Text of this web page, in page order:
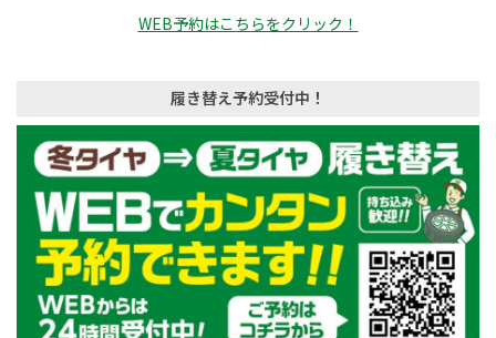
WEB予約はこちらをクリック！
履き替え予約受付中！